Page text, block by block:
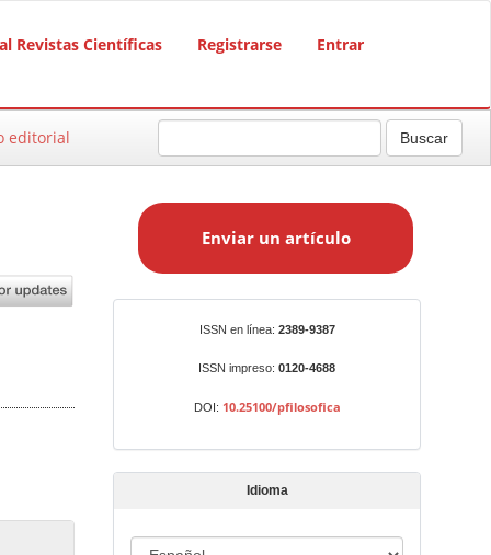
Revistas Científicas Registrarse Entrar
editorial Buscar
a
t
í
Enviar un artículo
ISSN en línea: 2389-9387
ISSN impreso: 0120-4688
DOI: 10.25100/pfilosofica
Idioma